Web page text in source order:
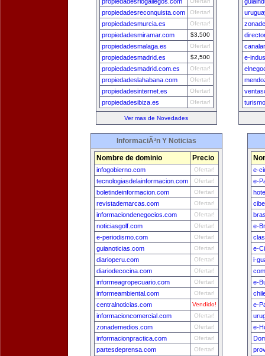
propiedadesreconquista.com Ofertar!
propiedadesmurcia.es Ofertar!
propiedadesmiramar.com $3,500
propiedadesmalaga.es Ofertar!
propiedadesmadrid.es $2,500
propiedadesmadrid.com.es Ofertar!
propiedadeslahabana.com Ofertar!
propiedadesinternet.es Ofertar!
propiedadesibiza.es Ofertar!
Ver mas de Novedades
e-
InformaciÃ³n Y Noticias
Nombre de dominio Precio
infogobierno.com Ofertar!
tecnologiasdelainformacion.com Ofertar!
boletindeinformacion.com Ofertar!
revistademarcas.com Ofertar!
informaciondenegocios.com Ofertar!
noticiasgolf.com Ofertar!
e-periodismo.com Ofertar!
guianoticias.com Ofertar!
diarioperu.com Ofertar!
diariodecocina.com Ofertar!
informeagropecuario.com Ofertar!
informeambiental.com Ofertar!
centralnoticias.com Vendido!
informacioncomercial.com Ofertar!
zonademedios.com Ofertar!
informacionpractica.com Ofertar!
partesdeprensa.com Ofertar!
e-
e-
e-
e-
i-
e-
e-
e-